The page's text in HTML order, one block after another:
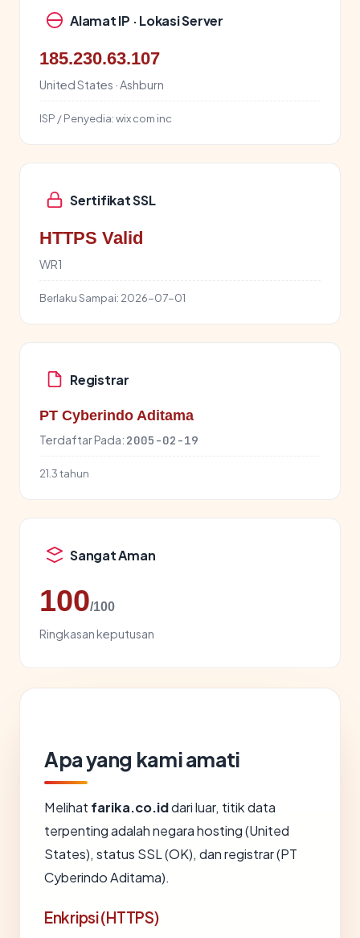
Alamat IP · Lokasi Server
185.230.63.107
United States · Ashburn
ISP / Penyedia:wix com inc
Sertifikat SSL
HTTPS Valid
WR1
Berlaku Sampai: 2026-07-01
Registrar
PT Cyberindo Aditama
Terdaftar Pada: 2005-02-19
21.3 tahun
Sangat Aman
100/100
Ringkasan keputusan
Apa yang kami amati
Melihat farika.co.iddari luar, titik data
terpenting adalah negara hosting (United
States), status SSL (OK), dan registrar (PT
Cyberindo Aditama).
Enkripsi (HTTPS)